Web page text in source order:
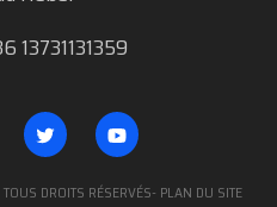
13731131359
DROITS RÉSERVÉS- PLAN DU SITE